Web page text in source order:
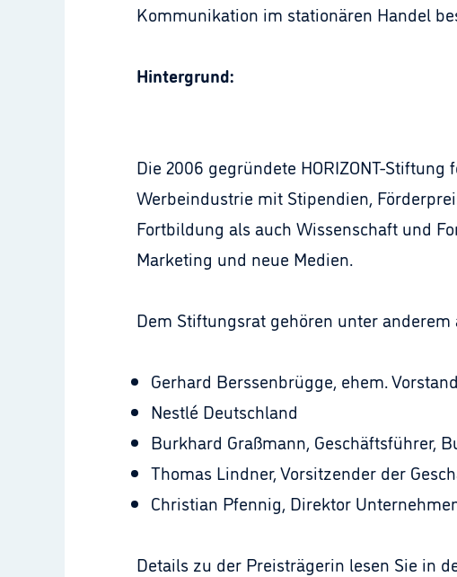
Kommunikation im stationären Handel
Hintergrund:
Die 2006 gegründete HORIZONT-
Werbeindustrie mit Stipendien,
Fortbildung als auch Wissenschaft und
Marketing und neue Medien.
Dem Stiftungsrat gehören unter anderem
Gerhard Berssenbrügge, ehem.
Nestlé Deutschland
Burkhard Graßmann, Geschäftsführer,
Thomas Lindner, Vorsitzender der
Christian Pfennig, Direktor
Details zu der Preisträgerin lesen Sie in